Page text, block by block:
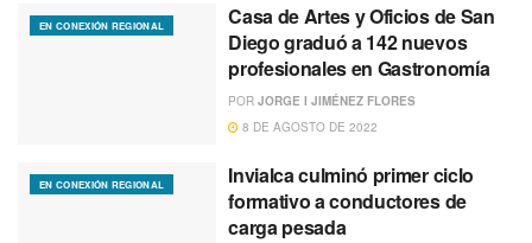
EN CONEXIÓN REGIONAL
Casa de Artes y Oficios de San
Diego graduó a 142 nuevos
profesionales en Gastronomía
POR JORGE I JIMÉNEZ FLORES
8 DE AGOSTO DE 2022
EN CONEXIÓN REGIONAL
Invialca culminó primer ciclo
formativo a conductores de
carga pesada